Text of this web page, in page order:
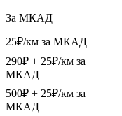
За МКАД
25₽/км за МКАД
290₽ + 25₽/км за
МКАД
500₽ + 25₽/км за
МКАД